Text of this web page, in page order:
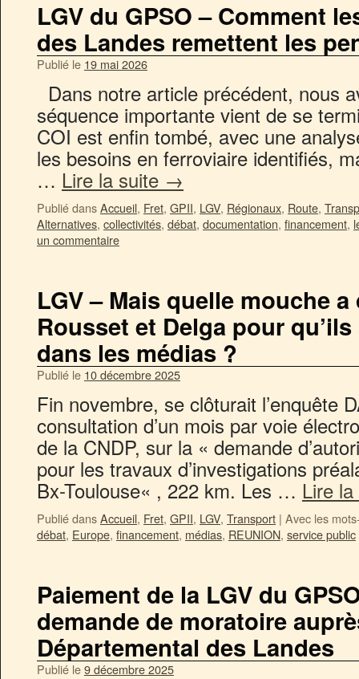
LGV du GPSO – Comment
des Landes remettent les
Publié le 19 mai 2026
Dans notre article précédent, nous
séquence importante vient de se
COI est enfin tombé, avec une
les besoins en ferroviaire identifiés,
… Lire la suite →
Publié dansAccueil, Fret, GPII, LGV, Régionaux, Route,
Alternatives, collectivités, débat, documentation, financement,
un commentaire
LGV – Mais quelle mouche
Rousset et Delga pour
dans les médias ?
Publié le 10 décembre 2025
Fin novembre, se clôturait l’enquête
consultation d’un mois par voie
de la CNDP, sur la « demande
pour les travaux d’investigations
Bx-Toulouse« , 222 km. Les … Lire
Publié dansAccueil, Fret, GPII, LGV, Transport | Avec les
débat, Europe, financement, médias, REUNION, service public
Paiement de la LGV du
demande de moratoire
Départemental des Landes
Publié le9 décembre 2025